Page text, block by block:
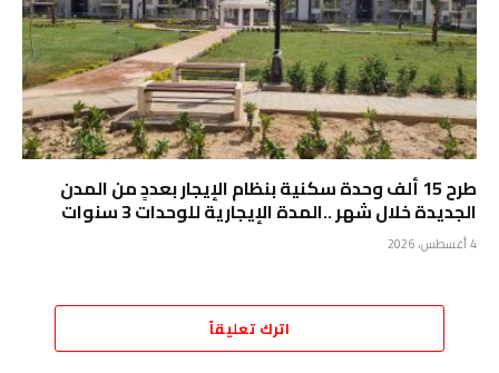
طرح 15 ألف وحدة سكنية بنظام الإيجار بعددٍ من المدن
الجديدة خلال شهر ..المدة الإيجارية للوحدات 3 سنوات
4 أغسطس، 2026
اترك تعليقاً